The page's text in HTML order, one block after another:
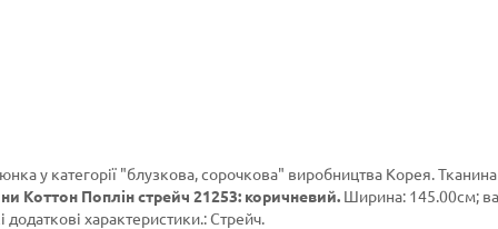
у категорії "блузкова, сорочкова" виробництва Корея. Тканина
Коттон Поплін стрейч 21253: коричневий. Ширина: 145.00см;
характеристики.: Стрейч.